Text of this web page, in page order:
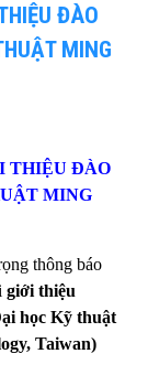
ĐÀO
MING
THIỆU ĐÀO
MING
thông báo
giới thiệu
học Kỹ thuật
Taiwan)